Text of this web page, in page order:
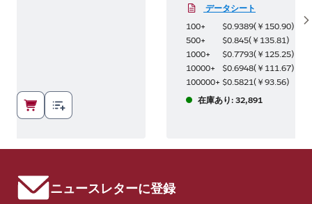
データシート
100+
$0.9389(￥150.90)
500+
$0.845(￥135.81)
1000+
$0.7793(￥125.25)
10000+
$0.6948(￥111.67)
100000+ $0.5821(￥93.56)
在庫あり: 32,891
ニュースレターに登録